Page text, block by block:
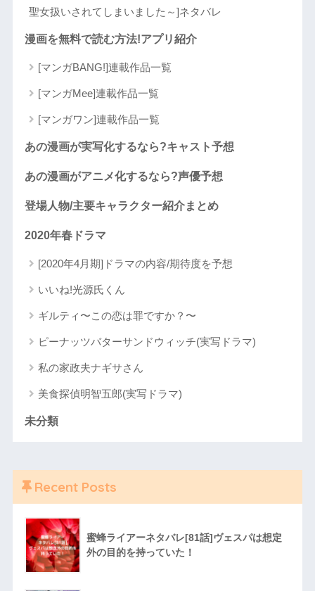
聖女扱いされてしまいました～]ネタバレ
漫画を無料で読む方法!アプリ紹介
[マンガBANG!]連載作品一覧
[マンガMee]連載作品一覧
[マンガワン]連載作品一覧
あの漫画が実写化するなら?キャスト予想
あの漫画がアニメ化するなら?声優予想
登場人物/主要キャラクター紹介まとめ
2020年春ドラマ
[2020年4月期]ドラマの内容/期待度を予想
いいね!光源氏くん
ギルティ〜この恋は罪ですか？〜
ピーナッツバターサンドウィッチ(実写ドラマ)
私の家政夫ナギサさん
美食探偵明智五郎(実写ドラマ)
未分類
Recent Posts
蜜蜂ライアーネタバレ[81話]ヴェスパは想定
外の目的を持っていた！